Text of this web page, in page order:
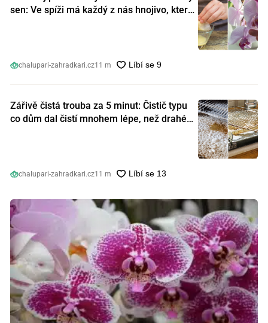
sen: Ve spíži má každý z nás hnojivo, které
chalupari-zahradkari.cz11 m
Zářivě čistá trouba za 5 minut: Čistič typu
co dům dal čistí mnohem lépe, než drahé
chalupari-zahradkari.cz11 m